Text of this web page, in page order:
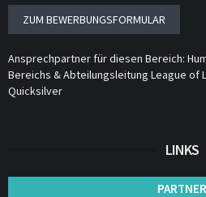
Ansprechpartner für diesen Bereich:
Bereichs & Abteilungsleitung League of
Quicksilver
LINKS
PARTNER